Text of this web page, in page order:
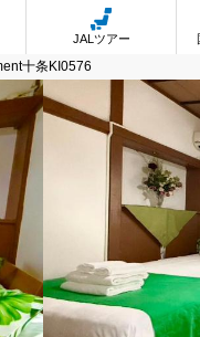
JALツアー
十条KI0576